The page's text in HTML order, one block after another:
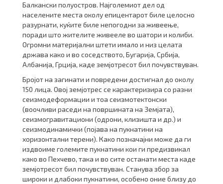
Балкански полуостров. Најголемиот дел од
населените места околу епицентарот биле целосно
разурнати, куќите биле непогодни за живеење,
поради што жителите живееле во шатори и колиби.
Огромни материјални штети имало и низ целата
држава како и во соседството, Бугарија, Србија,
Албанија, Грција, каде земјотресот бил почувствуван.
Бројот на загинати и повредени достигнал до околу
150 лица. Овој земјотрес се карактеризира со разни
сеизмодеформации и тоа сеизмотектонски
(воочливи раседи на површината на Земјата),
сеизмогравитациони (одрони, клизишта и др.) и
сеизмодинамички (појава на пукнатини на
хоризонтални терени). Како позначајни може да ги
издвоиме големите пукнатини кои ги предизвикал
како во Пехчево, така и во сите останати места каде
земјотресот бил почувствуван. Станува збор за
широки и длабоки пукнатини, особено оние близу до